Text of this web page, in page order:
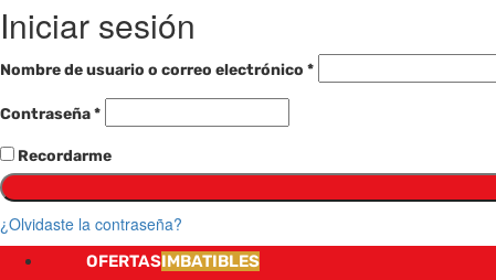
Iniciar sesión
Nombre de usuario o correo electrónico *Requerido
Contraseña*Requerido
Recordarme
¿Olvidaste la contraseña?
OFERTASIMBATIBLES